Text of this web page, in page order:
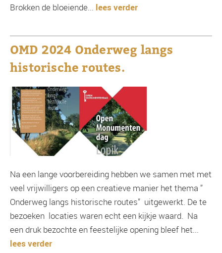
Brokken de bloeiende... lees verder
OMD 2024 Onderweg langs
historische routes.
Na een lange voorbereiding hebben we samen met met
veel vrijwilligers op een creatieve manier het thema ”
Onderweg langs historische routes” uitgewerkt. De te
bezoeken locaties waren echt een kijkje waard. Na
een druk bezochte en feestelijke opening bleef het...
lees verder